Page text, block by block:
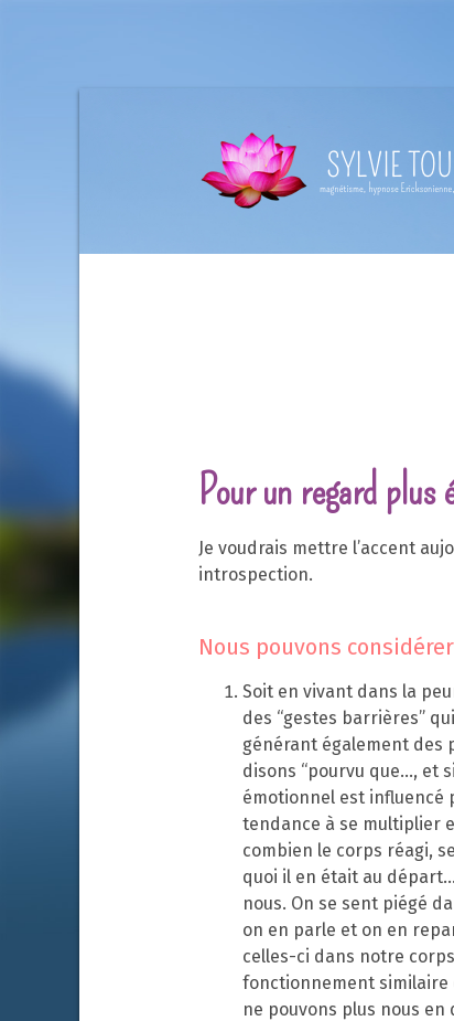
Pour un regard
Je voudrais mettre l’accent
introspection.
Nous pouvons
Soit en vivant dans la
des “gestes barrières”
générant également des
disons “pourvu que…, et
émotionnel est influencé
tendance à se multiplier
combien le corps réagi,
quoi il en était au
nous. On se sent piégé
on en parle et on en
celles-ci dans notre
fonctionnement similaire
ne pouvons plus nous